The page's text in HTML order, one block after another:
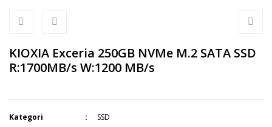
KIOXIA Exceria 250GB NVMe M.2 SATA SSD
R:1700MB/s W:1200 MB/s
Kategori
SSD